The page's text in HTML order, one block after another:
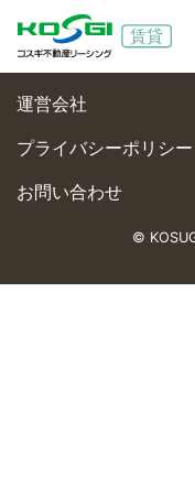
運営会社
プライバシーポリシー
お問い合わせ
©